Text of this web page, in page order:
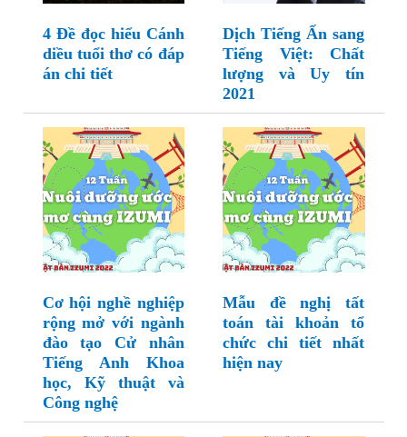
4 Đề đọc hiểu Cánh
diều tuổi thơ có đáp
án chi tiết
Dịch Tiếng Ấn sang
Tiếng Việt: Chất
lượng và Uy tín
2021
Cơ hội nghề nghiệp
rộng mở với ngành
đào tạo Cử nhân
Tiếng Anh Khoa
học, Kỹ thuật và
Công nghệ
Mẫu đề nghị tất
toán tài khoản tổ
chức chi tiết nhất
hiện nay